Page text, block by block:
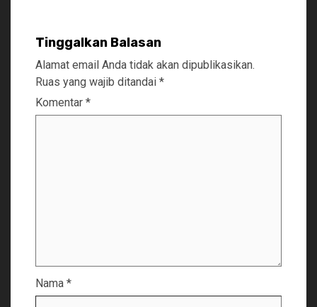
Tinggalkan Balasan
Alamat email Anda tidak akan dipublikasikan.
Ruas yang wajib ditandai *
Komentar *
Nama *